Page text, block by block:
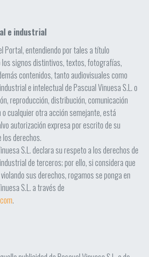
e industrial
Portal, entendiendo por tales a título
signos distintivos, textos, fotografías,
contenidos, tanto audiovisuales como
e intelectual de Pascual Vinuesa S.L. o
reproducción, distribución, comunicación
cualquier otra acción semejante, está
autorización expresa por escrito de su
derechos.
S.L. declara su respeto a los derechos de
de terceros; por ello, si considera que
sus derechos, rogamos se ponga en
S.L. a través de
.